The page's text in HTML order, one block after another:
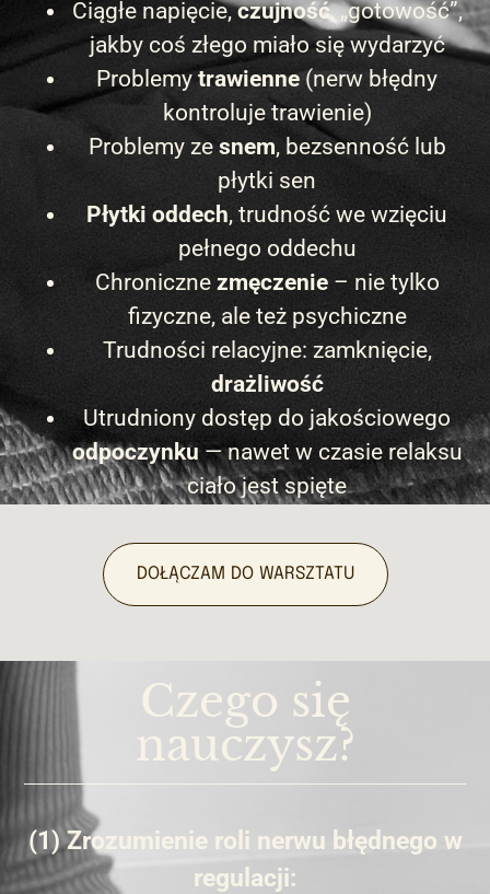
Ciągłe napięcie,czujność, „gotowość”,
jakby coś złego miało się wydarzyć
Problemytrawienne(nerw błędny
kontroluje trawienie)
Problemy ze snem, bezsenność lub
płytki sen
Płytki oddech, trudność we wzięciu
pełnego oddechu
Chroniczne zmęczenie– nie tylko
fizyczne, ale też psychiczne
Trudności relacyjne: zamknięcie,
drażliwość
Utrudniony dostęp do jakościowego
odpoczynku— nawet w czasie relaksu
ciało jest spięte
DOŁĄCZAM DO WARSZTATU
Czego się
nauczysz?
(1) Zrozumienie roli nerwu błędnego w
regulacji: